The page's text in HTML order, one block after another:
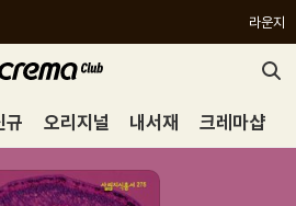
라운지
규 오리지널 내서재 크레마샵